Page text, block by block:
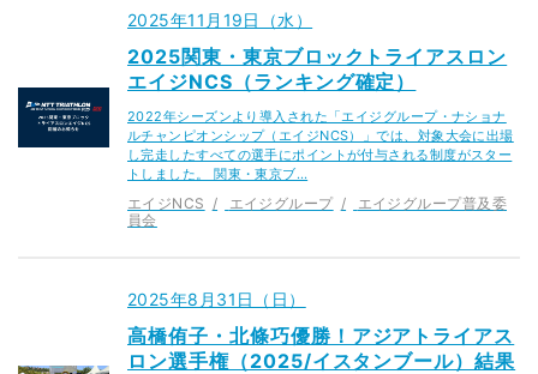
2025年11月19日（水）
2025関東・東京ブロックトライアスロン
エイジNCS（ランキング確定）
2022年シーズンより導入された「エイジグループ・ナショナ
ルチャンピオンシップ（エイジNCS）」では、対象大会に出場
し完走したすべての選手にポイントが付与される制度がスター
トしました。 関東・東京ブ…
エイジNCS エイジグループ
エイジグループ普及委
員会
2025年8月31日（日）
高橋侑子・北條巧優勝！アジアトライアス
ロン選手権（2025/イスタンブール）結果